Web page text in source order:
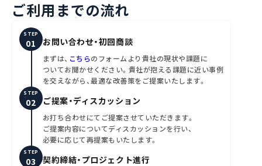
ご利用までの流れ
STEP
お問い合わせ・初回商談
まずは、 こちらのフォームより貴社の現状や課題に
ついてお聞かせください。貴社が抱える課題に近い事例
を交えながら、最適な改善策をご提案いたします。
STEP
ご提案・ディスカッション
お打ち合わせにてご提案させていただきます。
ご提案内容についてディスカッションを行い、
必要に応じて再提案もいたします。
STEP
契約締結・プロジェクト進行